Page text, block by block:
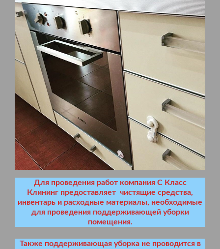
Для проведения работ компания С Класс
Клининг предоставляет чистящие средства,
инвентарь и расходные материалы, необходимые
для проведения поддерживающей уборки
помещения.
Также поддерживающая уборка не проводится в